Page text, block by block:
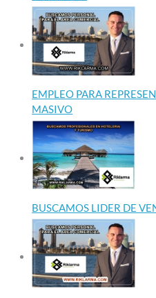
EMPLEO PARA
MASIVO
BUSCAMOS LIDER DE